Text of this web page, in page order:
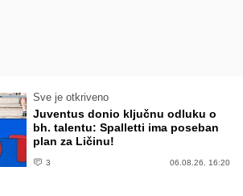
Sve je otkriveno
Juventus donio ključnu odluku o
bh. talentu: Spalletti ima poseban
plan za Ličinu!
3 06.08.26. 16:20